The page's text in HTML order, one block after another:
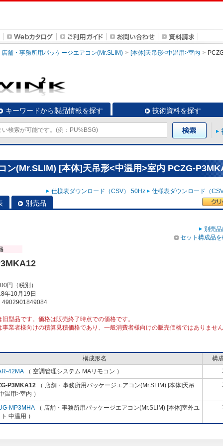
店舗・事務所用パッケージエアコン(Mr.SLIM) [本体]天吊形<中温用>室内
キーワードから製品情報を探す 技術資料を探す
ン(Mr.SLIM) [本体]天吊形<中温用>室内 PCZG-
仕様表ダウンロード（CSV） 50Hz 仕様表ダウンロード（
別売品
別売
セット構成品
円（税別）
年10月19日
4902901849084
型品です。価格は販売終了時点での価格です。
業者様向けの積算見積価格であり、一般消費者様向けの販売価格ではありませ
構成形名
構
42MA （ 空調管理システム MAリモコン ）
P3MKA12 （ 店舗・事務所用パッケージエアコン(Mr.SLIM) [本体]天吊
温用>室内 ）
MP3MHA （ 店舗・事務所用パッケージエアコン(Mr.SLIM) [本体]室外ユ
中温用 ）